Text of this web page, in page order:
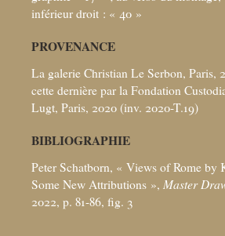
inférieur droit : « 40 »
PROVENANCE
La galerie Christian Le Serbon, Paris,
cette dernière par la Fondation
Lugt, Paris, 2020 (inv. 2020-T.19)
BIBLIOGRAPHIE
Peter Schatborn, « Views of Rome by
Some New Attributions », Master
2022, p. 81-86, fig. 3